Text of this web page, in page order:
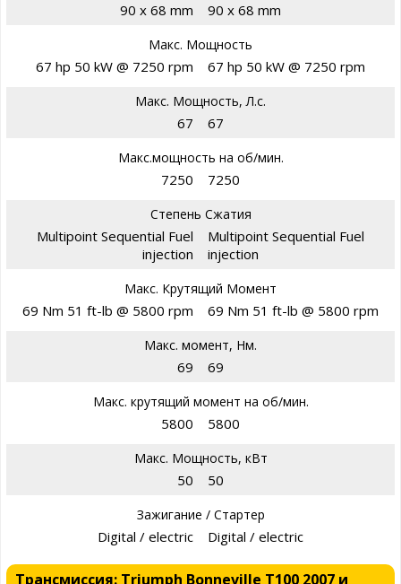
90 x 68 mm 90 x 68 mm
Макс. Мощность
67 hp 50 kW @ 7250 rpm 67 hp 50 kW @ 7250 rpm
Макс. Мощность, Л.с.
67 67
Макс.мощность на об/мин.
7250 7250
Степень Сжатия
Multipoint Sequential Fuel
injection
Multipoint Sequential Fuel
injection
Макс. Крутящий Момент
69 Nm 51 ft-lb @ 5800 rpm 69 Nm 51 ft-lb @ 5800 rpm
Макс. момент, Нм.
69 69
Макс. крутящий момент на об/мин.
5800 5800
Макс. Мощность, кВт
50 50
Зажигание / Стартер
Digital / electric Digital / electric
Трансмиссия: Triumph Bonneville T100 2007 и